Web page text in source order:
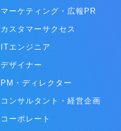
マーケティング・広報PR
カスタマーサクセス
ITエンジニア
デザイナー
PM・ディレクター
コンサルタント・経営企画
コーポレート